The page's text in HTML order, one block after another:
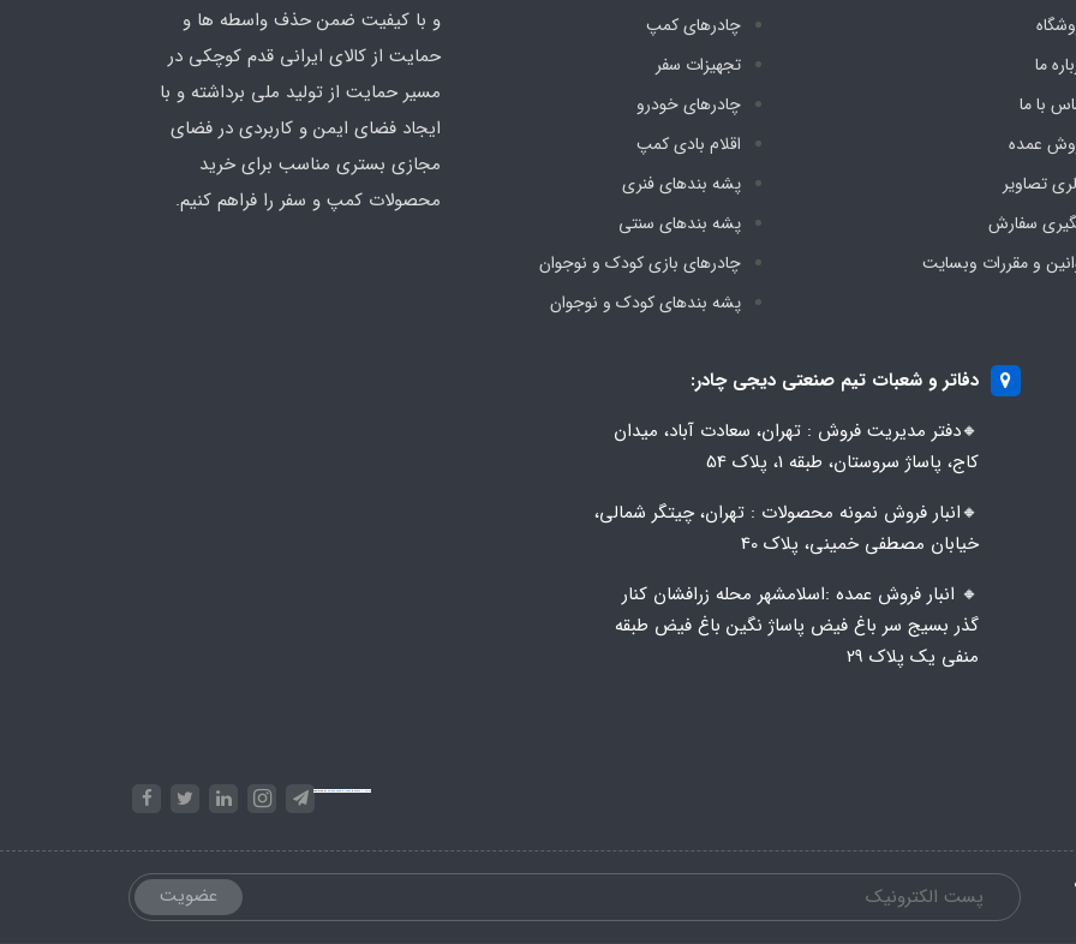
ما
با ما
عمده
تصاویر
سفارش
و مقررات وبسایت
چادرهای کمپ
تجهیزات سفر
چادرهای خودرو
اقلام بادی کمپ
پشه‌ بندهای فنری
پشه‌ بندهای سنتی
چادرهای بازی کودک و نوجوان
پشه‌ بندهای کودک و نوجوان
و با کیفیت ضمن حذف واسطه ها و
حمایت از کالای ایرانی قدم کوچکی در
مسیر حمایت از تولید ملی برداشته و با
ایجاد فضای ایمن و کاربردی در فضای
مجازی بستری مناسب برای خرید
محصولات کمپ و سفر را فراهم کنیم.
دفاتر و شعبات تیم صنعتی دیجی چادر:
🔸️​​دفتر مدیریت فروش : تهران، سعادت آباد، میدان
کاج، پاساژ سروستان، طبقه 1، پلاک 54
🔸️​​انبار فروش نمونه محصولات : تهران، چیتگر شمالی،
خیابان مصطفی خمینی، پلاک 40
🔸️ انبار فروش عمده :اسلامشهر محله زرافشان کنار
گذر بسیج سر باغ فیض پاساژ نگین باغ فیض طبقه
منفی یک پلاک ۲۹
Powered byEmbed Google Maps &Phase 10 rules
عضویت